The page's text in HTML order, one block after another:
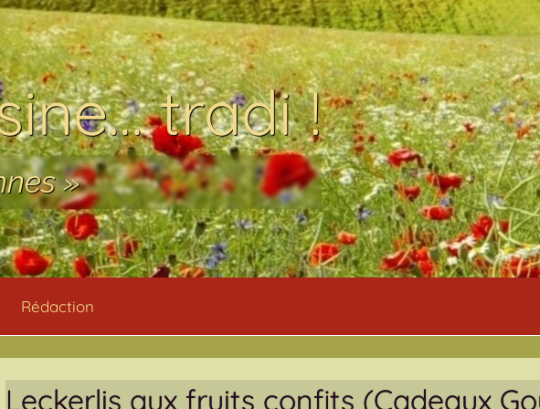
tradi !
»
Rédaction
Leckerlis aux fruits confits (Cadeaux